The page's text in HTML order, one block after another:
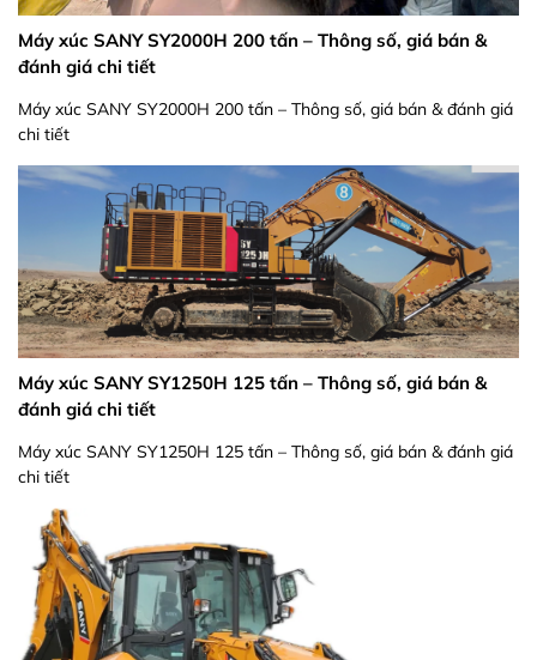
Máy xúc SANY SY2000H 200 tấn – Thông số, giá bán &
đánh giá chi tiết
Máy xúc SANY SY2000H 200 tấn – Thông số, giá bán & đánh giá
chi tiết
Máy xúc SANY SY1250H 125 tấn – Thông số, giá bán &
đánh giá chi tiết
Máy xúc SANY SY1250H 125 tấn – Thông số, giá bán & đánh giá
chi tiết